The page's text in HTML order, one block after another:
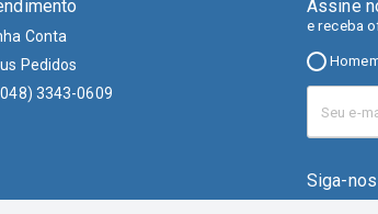
Conta
Pedidos
3343-0609
Assine
e receba
Siga-